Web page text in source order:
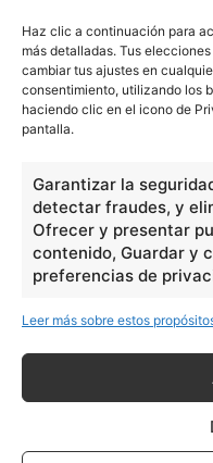
Haz clic a continuación para
más detalladas. Tus
cambiar tus ajustes en
consentimiento, utilizando los
haciendo clic en el icono de
pantalla.
Garantizar la
detectar fraudes, y
Ofrecer y presentar
contenido, Guardar y
preferencias de
Leer más sobre estos